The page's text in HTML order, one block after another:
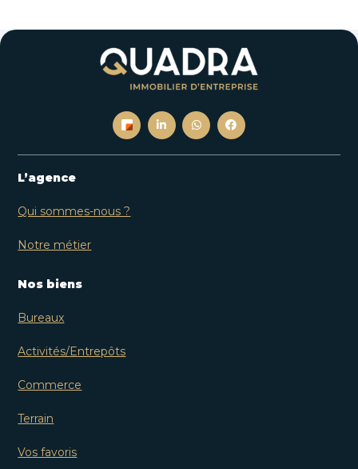
L’agence
Qui sommes-nous ?
Notre métier
Nos biens
Bureaux
Activités/Entrepôts
Commerce
Terrain
Vos favoris